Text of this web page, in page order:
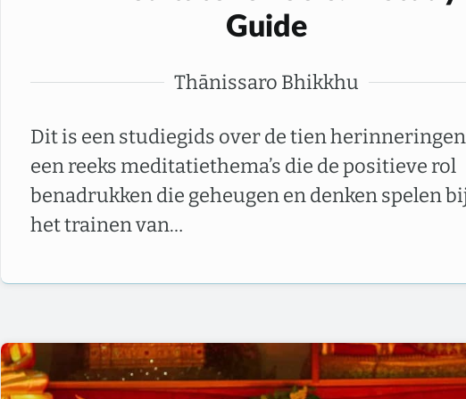
Guide
Thānissaro Bhikkhu
Dit is een studiegids over de tien
een reeks meditatiethema’s die de positieve rol
benadrukken die geheugen en denken spelen
het trainen van…